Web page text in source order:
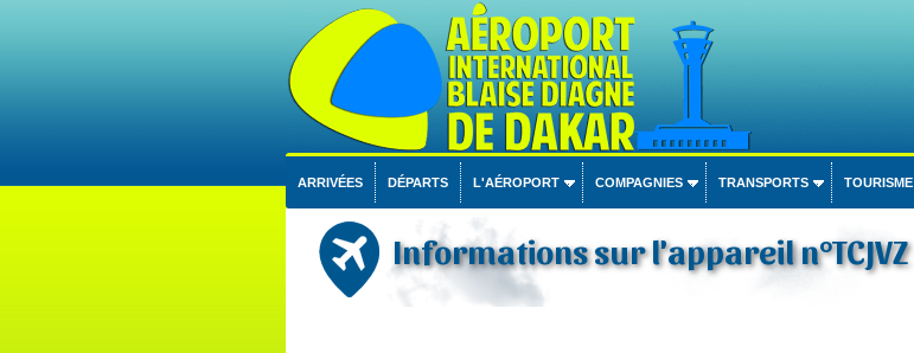
ARRIVÉES DÉPARTS L'AÉROPORT COMPAGNIES TRANSPORTS TOURISME
Informations sur l'appareil n°TCJVZ